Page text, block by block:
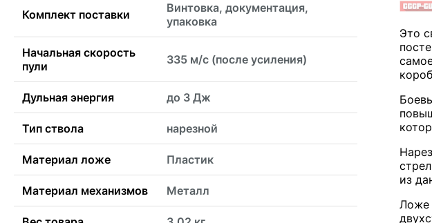
Комплект поставки
Винтовка, документация,
упаковка
Начальная скорость
пули
335 м/с (после усиления)
Дульная энергия до 3 Дж
Тип ствола нарезной
Материал ложе Пластик
Материал механизмов Металл
Это
из
Ложе